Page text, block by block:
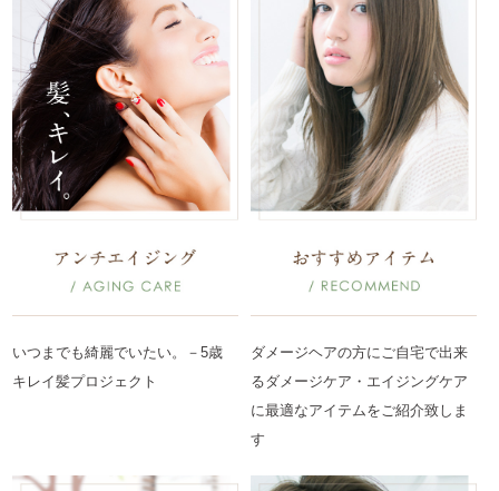
いつまでも綺麗でいたい。－5歳
キレイ髪プロジェクト
ダメージヘアの方にご自宅で出来
るダメージケア・エイジングケア
に最適なアイテムをご紹介致しま
す